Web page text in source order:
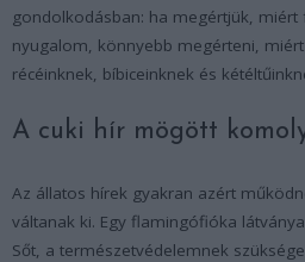
gondolkodásban: ha megértjük,
nyugalom, könnyebb megérteni,
récéinknek, bíbiceinknek és
A cuki hír mögött
Az állatos hírek gyakran azért
váltanak ki. Egy flamingófióka
Sőt, a természetvédelemnek